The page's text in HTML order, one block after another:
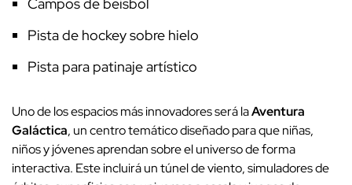
Campos de beisbol
Pista de hockey sobre hielo
Pista para patinaje artístico
Uno de los espacios más innovadores será laAventura
Galáctica, un centro temático diseñado para que niñas,
niños y jóvenes aprendan sobre el universo de forma
interactiva. Este incluirá un túnel de viento, simuladores de